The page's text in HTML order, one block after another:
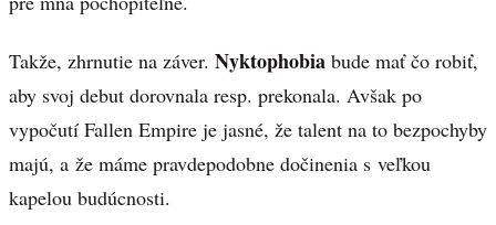
Takže, zhrnutie na záver. Nyktophobia bude mať čo robiť,
aby svoj debut dorovnala resp. prekonala. Avšak po
vypočutí Fallen Empire je jasné, že talent na to bezpochyby
majú, a že máme pravdepodobne dočinenia s veľkou
kapelou budúcnosti.